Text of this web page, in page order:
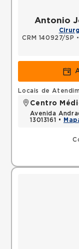
Antonio
CRM 140927/SP •
Locais de
Centro
Avenida
13013161 •